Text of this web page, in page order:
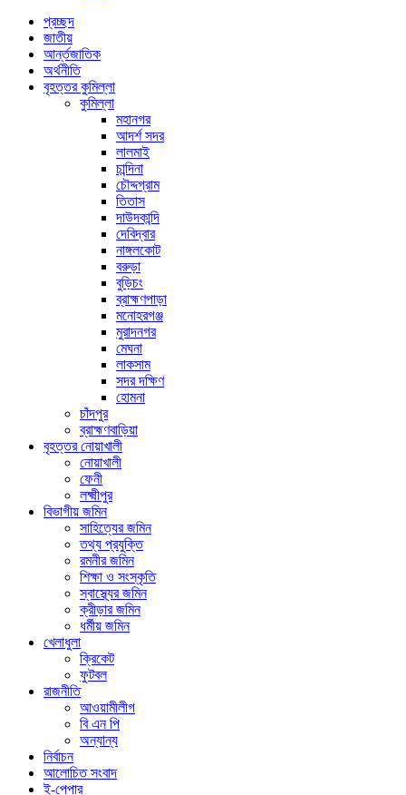
প্রচ্ছদ
জাতীয়
আর্ন্তজাতিক
অর্থনীতি
বৃহত্তর কুমিল্লা
কুমিল্লা
মহানগর
আদর্শ সদর
লালমাই
চান্দিনা
চৌদ্দগ্রাম
তিতাস
দাউদকান্দি
দেবিদ্বার
নাঙ্গলকোট
বরুড়া
বুড়িচং
ব্রাহ্মণপাড়া
মনোহরগঞ্জ
মুরাদনগর
মেঘনা
লাকসাম
সদর দক্ষিণ
হোমনা
চাঁদপুর
ব্রাহ্মণবাড়িয়া
বৃহত্তর নোয়াখালী
নোয়াখালী
ফেনী
লক্ষ্মীপুর
বিভাগীয় জমিন
সাহিত্যের জমিন
তথ্য প্রযুক্তি
রমনীর জমিন
শিক্ষা ও সংস্কৃতি
স্বাস্থ্যের জমিন
ক্রীড়ার জমিন
ধর্মীয় জমিন
খেলাধুলা
ক্রিকেট
ফুটবল
রাজনীতি
আওয়ামীলীগ
বি এন পি
অন্যান্য
নির্বাচন
আলোচিত সংবাদ
ই-পেপার